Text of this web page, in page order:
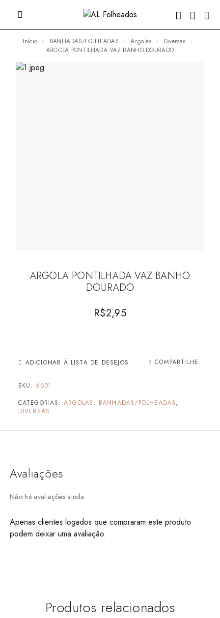
Início BANHADAS/FOLHEADAS Argolas
Diversas
ARGOLA PONTILHADA VAZ BANHO DOURADO
ARGOLA PONTILHADA VAZ BANHO
DOURADO
R$2,95
ADICIONAR À LISTA DE DESEJOS COMPARTILHE
SKU: 6601
CATEGORIAS: ARGOLAS, BANHADAS/FOLHEADAS,
DIVERSAS
Avaliações
Não há avaliações ainda.
Apenas clientes logados que compraram este produto
podem deixar uma avaliação.
Produtos relacionados